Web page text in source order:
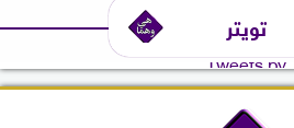
تويتر
Tweets by